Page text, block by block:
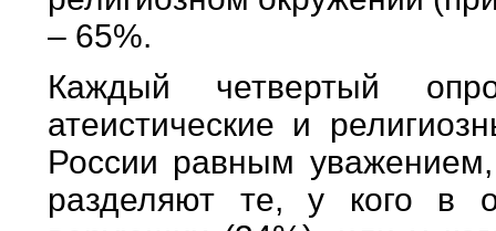
– 65%.
Каждый четвертый
атеистические и
России равным
разделяют те, у кого в